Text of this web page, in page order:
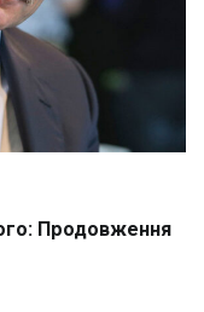
Продовження